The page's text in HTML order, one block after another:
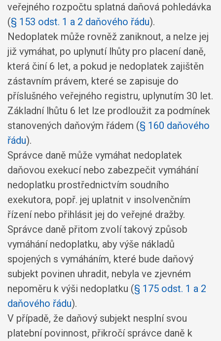
veřejného rozpočtu splatná daňová pohledávka
(§ 153 odst. 1 a 2 daňového řádu).
Nedoplatek může rovněž zaniknout, a nelze jej
již vymáhat, po uplynutí lhůty pro placení daně,
která činí 6 let, a pokud je nedoplatek zajištěn
zástavním právem, které se zapisuje do
příslušného veřejného registru, uplynutím 30 let.
Základní lhůtu 6 let lze prodloužit za podmínek
stanovených daňovým řádem (§ 160 daňového
řádu).
Správce daně může vymáhat nedoplatek
daňovou exekucí nebo zabezpečit vymáhání
nedoplatku prostřednictvím soudního
exekutora, popř. jej uplatnit v insolvenčním
řízení nebo přihlásit jej do veřejné dražby.
Správce daně přitom zvolí takový způsob
vymáhání nedoplatku, aby výše nákladů
spojených s vymáháním, které bude daňový
subjekt povinen uhradit, nebyla ve zjevném
nepoměru k výši nedoplatku (§ 175 odst. 1 a 2
daňového řádu).
V případě, že daňový subjekt nesplní svou
platební povinnost, přikročí správce daně k